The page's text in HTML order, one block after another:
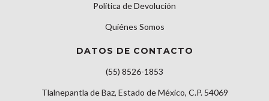
Política de Devolución
Quiénes Somos
DATOS DE CONTACTO
(55) 8526-1853
Tlalnepantla de Baz, Estado de México, C.P. 54069